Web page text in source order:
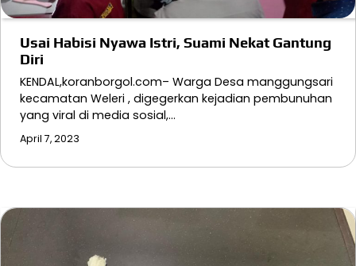
Usai Habisi Nyawa Istri, Suami Nekat Gantung
Diri
KENDAL,koranborgol.com– Warga Desa manggungsari
kecamatan Weleri , digegerkan kejadian pembunuhan
yang viral di media sosial,…
April 7, 2023